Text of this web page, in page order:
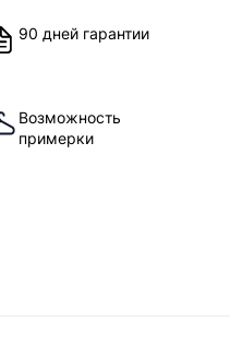
90 дней гарантии
Возможность
примерки